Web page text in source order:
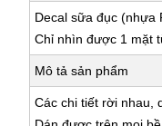
Decal sữa đục (nhựa
Chỉ nhìn được 1 mặt
Mô tả sản phẩm
Các chi tiết rời nhau,